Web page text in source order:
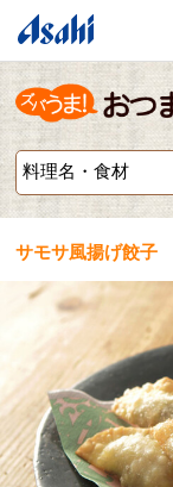
サモサ風揚げ餃子